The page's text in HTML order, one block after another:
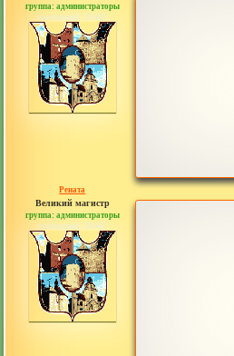
группа: администраторы
сообщений: 30442
Рената
Великий магистр
группа: администраторы
сообщений: 30442